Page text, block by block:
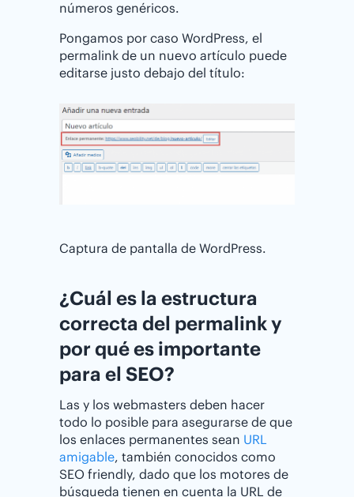
números genéricos.
Pongamos por caso WordPress, el
permalink de un nuevo artículo puede
editarse justo debajo del título:
Captura de pantalla de WordPress.
¿Cuál es la estructura
correcta del permalink y
por qué es importante
para el SEO?
Las y los webmasters deben hacer
todo lo posible para asegurarse de que
los enlaces permanentes sean URL
amigable, también conocidos como
SEO friendly, dado que los motores de
búsqueda tienen en cuenta la URL de